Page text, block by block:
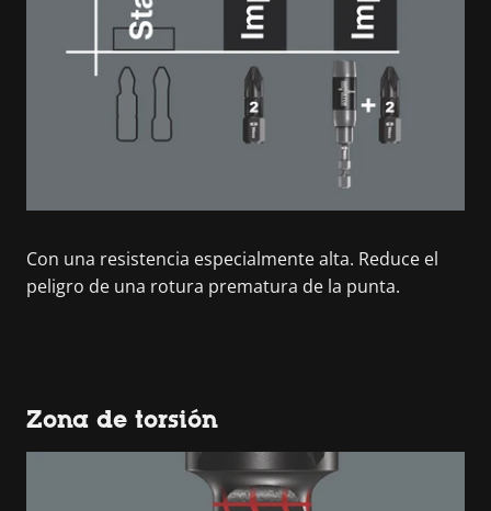
Con una resistencia especialmente alta. Reduce el
peligro de una rotura prematura de la punta.
Zona de torsión